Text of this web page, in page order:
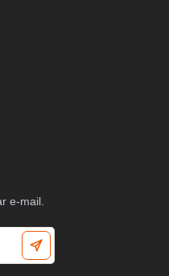
e-mail.